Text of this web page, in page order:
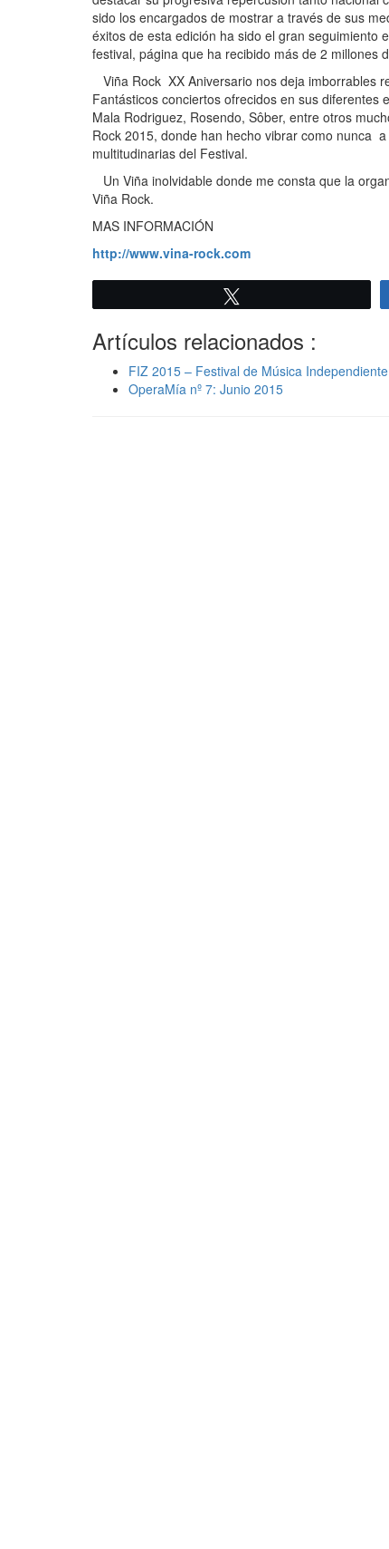
sido los encargados de mostrar a través de sus
éxitos de esta edición ha sido el gran
festival, página que ha recibido más de 2 millones
Viña Rock XX Aniversario nos deja imborrables
Fantásticos conciertos ofrecidos en sus diferentes
Mala Rodriguez, Rosendo, Sôber, entre otros
Rock 2015, donde han hecho vibrar como nunca
multitudinarias del Festival.
Un Viña inolvidable donde me consta que la
Viña Rock.
MAS INFORMACIÓN
http://www.vina-rock.com
Artículos relacionados :
FIZ 2015 – Festival de Música
OperaMía nº 7: Junio 2015